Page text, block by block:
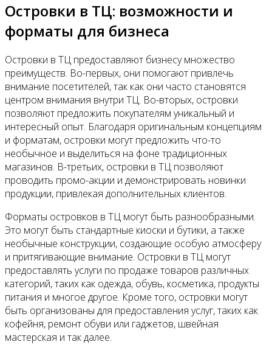
Островки в ТЦ: возможности и
форматы для бизнеса
Островки в ТЦ предоставляют бизнесу множество
преимуществ. Во-первых, они помогают привлечь
внимание посетителей, так как они часто становятся
центром внимания внутри ТЦ. Во-вторых, островки
позволяют предложить покупателям уникальный и
интересный опыт. Благодаря оригинальным концепциям
и форматам, островки могут предложить что-то
необычное и выделиться на фоне традиционных
магазинов. В-третьих, островки в ТЦ позволяют
проводить промо-акции и демонстрировать новинки
продукции, привлекая дополнительных клиентов.
Форматы островков в ТЦ могут быть разнообразными.
Это могут быть стандартные киоски и бутики, а также
необычные конструкции, создающие особую атмосферу
и притягивающие внимание. Островки в ТЦ могут
предоставлять услуги по продаже товаров различных
категорий, таких как одежда, обувь, косметика, продукты
питания и многое другое. Кроме того, островки могут
быть организованы для предоставления услуг, таких как
кофейня, ремонт обуви или гаджетов, швейная
мастерская и так далее.